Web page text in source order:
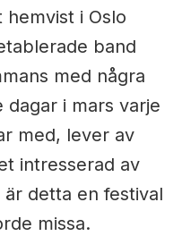
i Oslo
band
med några
i mars varje
med, lever av
intresserad av
detta en festival
missa.